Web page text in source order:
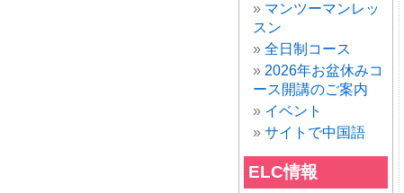
マンツーマンレッ
スン
全日制コース
2026年お盆休みコ
ース開講のご案内
イベント
サイトで中国語
ELC情報